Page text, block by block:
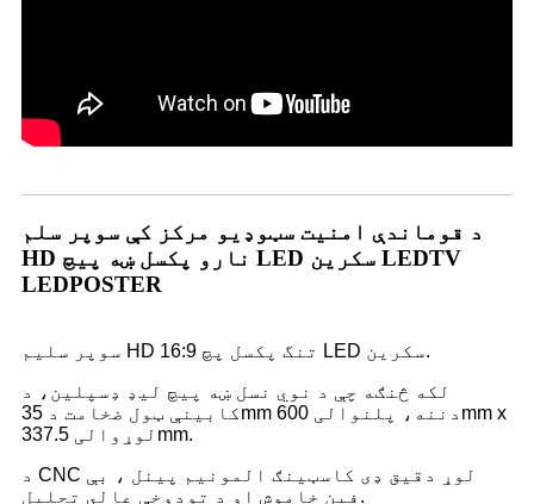
د قوماندې امنیت سټوډیو مرکز کې سوپر سلم
HD نارو پکسل ښه پیچ LED سکرین LEDTV
LEDPOSTER
سوپر سلیم HD تنگ پکسل پچ 16:9 LED سکرین.
لکه څنګه چې د نوي نسل ښه پیچ لیډ ډسپلین، د
کابینې ټول ضخامت د 35mm دننه، پلنوالی 600mm x
لوړوالی 337.5mm.
د CNC لوړ دقیق ډی کاسټینګ المونیم پینل ، بې
فین خاموش او د تودوخې عالي تحلیل.